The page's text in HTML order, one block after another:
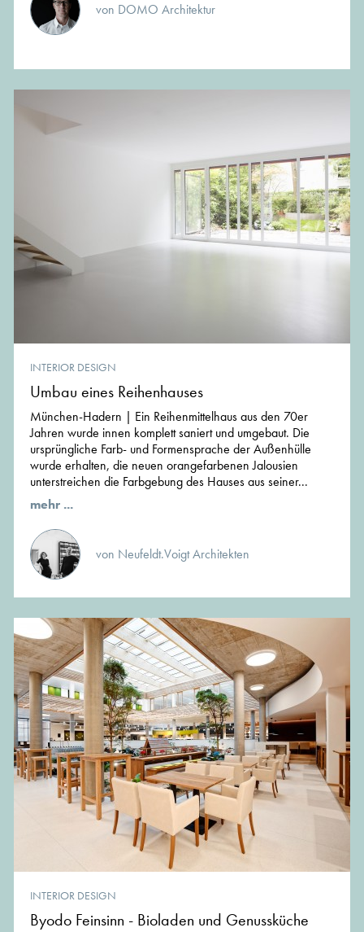
von DOMO Architektur
INTERIOR DESIGN
Umbau eines Reihenhauses
München-Hadern | Ein Reihenmittelhaus aus den 70er
Jahren wurde innen komplett saniert und umgebaut. Die
ursprüngliche Farb- und Formensprache der Außenhülle
wurde erhalten, die neuen orangefarbenen Jalousien
unterstreichen die Farbgebung des Hauses aus seiner...
mehr ...
von Neufeldt.Voigt Architekten
INTERIOR DESIGN
Byodo Feinsinn - Bioladen und Genussküche